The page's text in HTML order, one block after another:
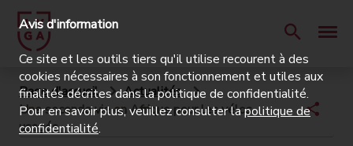
Page d'accueil
Actualités
Une seconde vie en Afrique pour les vélos
usagés
Avis d'information
Ce site et les outils tiers qu'il utilise recourent à des
cookies nécessaires à son fonctionnement et utiles aux
finalités décrites dans la politique de confidentialité.
Pour en savoir plus, veuillez consulter lapolitique de
confidentialité.